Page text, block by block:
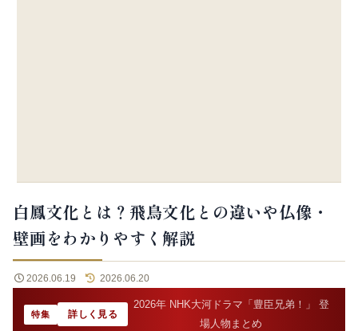
白鳳文化とは？飛鳥文化との違いや仏像・
壁画をわかりやすく解説
2026.06.19 2026.06.20
特集 詳しく見る
2026年 NHK大河ドラマ「豊臣兄弟！」 登
場人物まとめ